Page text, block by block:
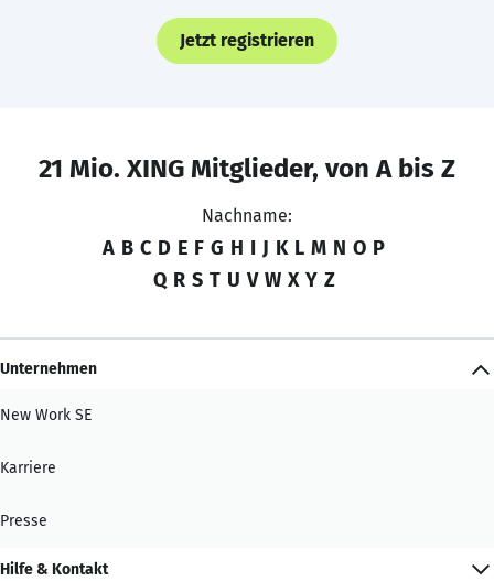
Jetzt registrieren
21 Mio. XING Mitglieder, von A bis Z
Nachname:
A B C D E F G H I J K L M N O P
Q R S T U V W X Y Z
Unternehmen
New Work SE
Karriere
Presse
Hilfe & Kontakt